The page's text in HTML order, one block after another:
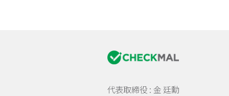
代表取締役 : 金 廷勳